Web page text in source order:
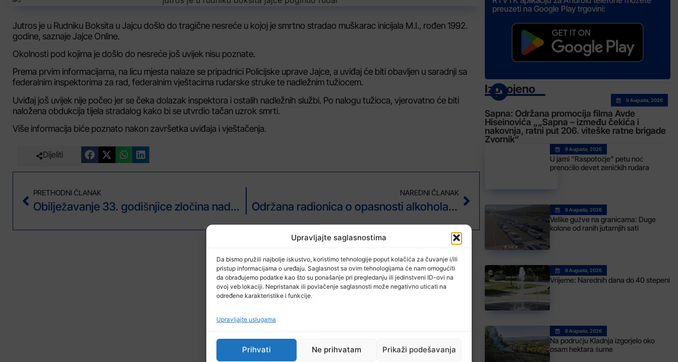
Upravljajte saglasnostima
Da bismo pružili najbolje iskustvo, koristimo tehnologije poput kolačića za čuvanje i/ili
pristup informacijama o uređaju. Saglasnost sa ovim tehnologijama će nam omogućiti
da obrađujemo podatke kao što su ponašanje pri pregledanju ili jedinstveni ID-ovi na
ovoj veb lokaciji. Nepristanak ili povlačenje saglasnosti može negativno uticati na
određene karakteristike i funkcije.
Upravljajte uslugama
Prihvati Ne prihvatam Prikaži podešavanja
Jutros je u Rudniku Boksita u Jajcu došlo do tragične nesreće u kojoj je smrtno stradao muškarac inicijala M.I., rođen 1992.
godine, saznaje Jajce Online.
Okolnosti pod kojima je došlo do nesreće još uvijek nisu poznate.
Prema prvim informacijama, na licu mjesta nalaze se pripadnici Policijske uprave Jajce, a uviđaj će biti obavljen u saradnji sa
federalnim inspektorima za rad, federalnim vještacima rudarske struke te nadležnim tužiocem.
Uviđaj još uvijek nije počeo jer se čeka dolazak inspektora i ostalih nadležnih službi. Po nalogu tužioca, vjerovatno će biti
naložena obdukcija tijela stradalog kako bi se utvrdio tačan uzrok smrti.
Više informacija biće poznato nakon završetka uviđaja i vještačenja.
Dijeliti
PRETHODNI ČLANAK
Obilježavanje 33. godišnjice zločina nad logorašima logora u ‘Trnopolju’
NAREDNI ČLANAK
Održana radionica o opasnosti alkohola u saobraćaju
preuzeti na Google Play trgovini:
Izdvojeno
9 Augusta, 2026
Sapna: Održana promocija filma Avde
Hiseinovića „„Sapna – između čekića i
nakovnja, ratni put 206. viteške ratne brigade
Zvornik“
9 Augusta, 2026
U jami “Raspotočje” petu noć
prenoćilo devet zeničkih rudara
9 Augusta, 2026
Velike gužve na granicama: Duge
kolone od ranih jutarnjih sati
9 Augusta, 2026
Vrijeme: Narednih dana do 40 stepeni
8 Augusta, 2026
Na području Kladnja izgorjelo oko
osam hektara šume